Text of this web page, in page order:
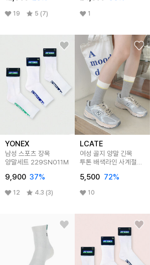
19 5 (7) 1
YONEX
남성 스포츠 장목
양말세트 229SN011M
9,900 37%
12 4.3 (3)
LCATE
여성 골지 양말 긴목
투톤 배색라인 사계절
5,500 72%
10